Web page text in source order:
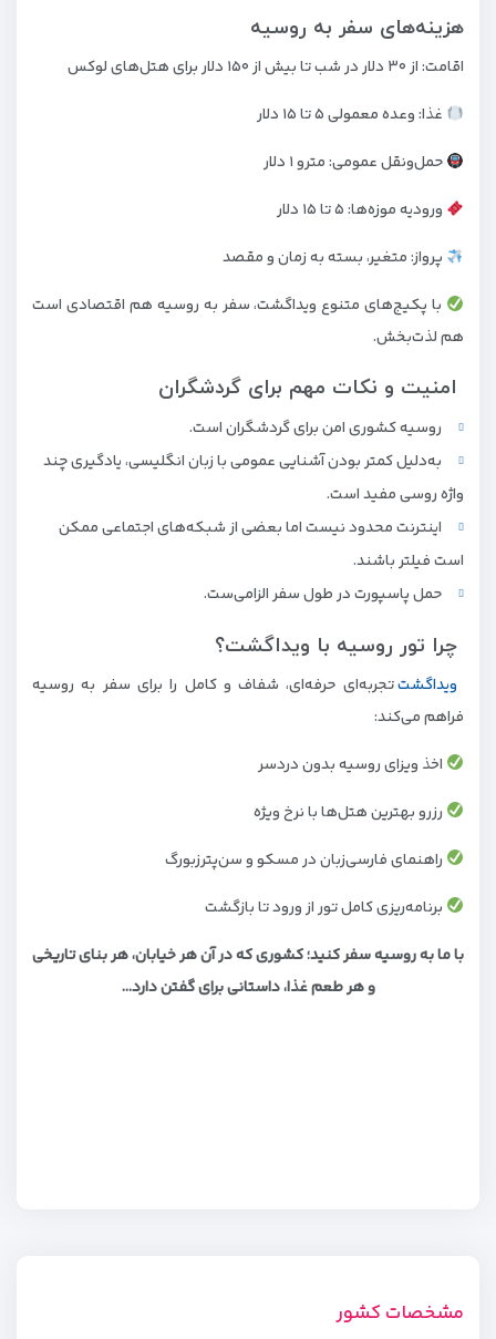
هزینه‌های سفر به روسیه
اقامت: از ۳۰ دلار در شب تا بیش از ۱۵۰ دلار برای هتل‌های لوکس
غذا: وعده معمولی ۵ تا ۱۵ دلار
حمل‌ونقل عمومی: مترو ۱ دلار
ورودیه موزه‌ها: ۵ تا ۱۵ دلار
پرواز: متغیر، بسته به زمان و مقصد
با پکیج‌های متنوع ویداگشت، سفر به روسیه هم اقتصادی است
هم لذت‌بخش.
امنیت و نکات مهم برای گردشگران
روسیه کشوری امن برای گردشگران است.
به‌دلیل کمتر بودن آشنایی عمومی با زبان انگلیسی، یادگیری چند
واژه روسی مفید است.
اینترنت محدود نیست اما بعضی از شبکه‌های اجتماعی ممکن
است فیلتر باشند.
حمل پاسپورت در طول سفر الزامی‌ست.
چرا تور روسیه با ویداگشت؟
ویداگشتتجربه‌ای حرفه‌ای، شفاف و کامل را برای سفر به روسیه
فراهم می‌کند:
اخذ ویزای روسیه بدون دردسر
رزرو بهترین هتل‌ها با نرخ ویژه
راهنمای فارسی‌زبان در مسکو و سن‌پترزبورگ
برنامه‌ریزی کامل تور از ورود تا بازگشت
با ما به روسیه سفر کنید؛ کشوری که در آن هر خیابان، هر بنای تاریخی
و هر طعم غذا، داستانی برای گفتن دارد...
مشخصات کشور